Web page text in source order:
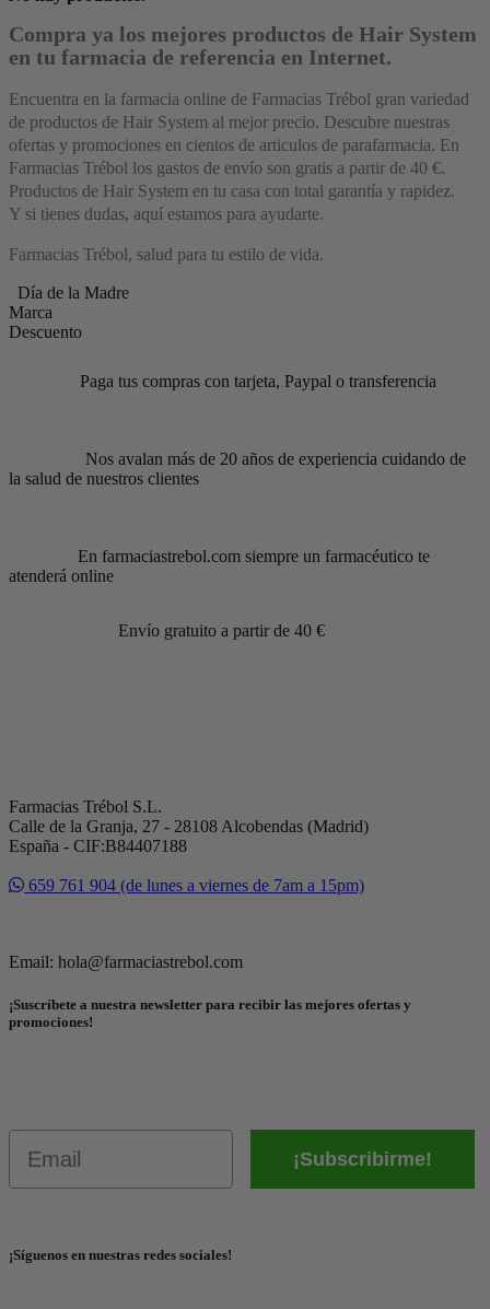
Compra ya los mejores productos de Hair System
en tu farmacia de referencia en Internet.
Encuentra en la farmacia online de Farmacias Trébol gran variedad
de productos de Hair System al mejor precio. Descubre nuestras
ofertas y promociones en cientos de articulos de parafarmacia. En
Farmacias Trébol los gastos de envío son gratis a partir de 40 €.
Productos de Hair System en tu casa con total garantía y rapidez.
Y si tienes dudas, aquí estamos para ayudarte.
Farmacias Trébol, salud para tu estilo de vida.
Día de la Madre
Marca
Descuento
Paga tus compras con tarjeta, Paypal o transferencia
Nos avalan más de 20 años de experiencia cuidando de
la salud de nuestros clientes
En farmaciastrebol.com siempre un farmacéutico te
atenderá online
Envío gratuito a partir de 40 €
Farmacias Trébol S.L.
Calle de la Granja, 27 - 28108 Alcobendas (Madrid)
España - CIF:B84407188
659 761 904 (de lunes a viernes de 7am a 15pm)
Email: hola@farmaciastrebol.com
¡Suscríbete a nuestra newsletter para recibir las mejores ofertas y
promociones!
¡Subscribirme!
¡Síguenos en nuestras redes sociales!